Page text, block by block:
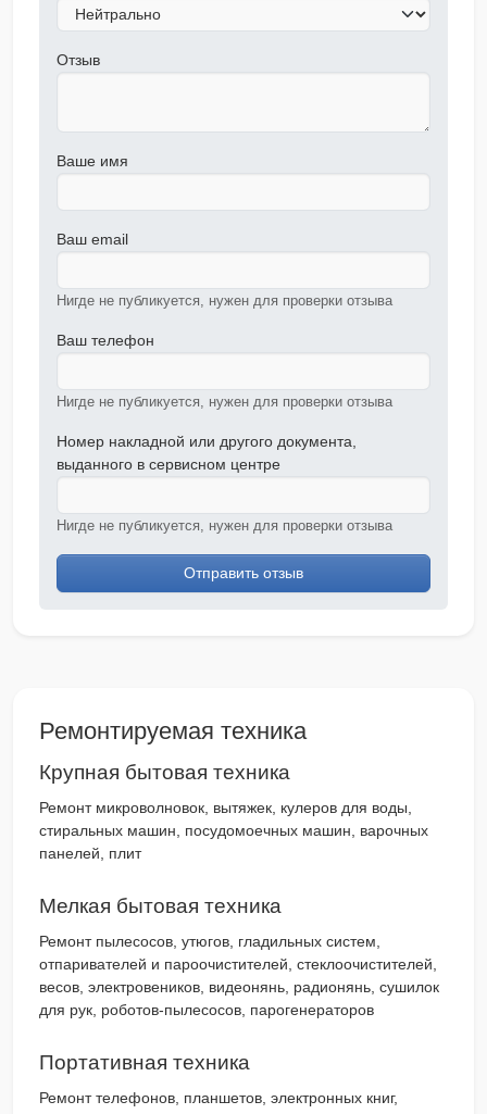
Отзыв
Ваше имя
Ваш email
Нигде не публикуется, нужен для проверки отзыва
Ваш телефон
Нигде не публикуется, нужен для проверки отзыва
Номер накладной или другого документа,
выданного в сервисном центре
Нигде не публикуется, нужен для проверки отзыва
Отправить отзыв
Ремонтируемая техника
Крупная бытовая техника
Ремонт микроволновок, вытяжек, кулеров для воды,
стиральных машин, посудомоечных машин, варочных
панелей, плит
Мелкая бытовая техника
Ремонт пылесосов, утюгов, гладильных систем,
отпаривателей и пароочистителей, стеклоочистителей,
весов, электровеников, видеонянь, радионянь, сушилок
для рук, роботов-пылесосов, парогенераторов
Портативная техника
Ремонт телефонов, планшетов, электронных книг,